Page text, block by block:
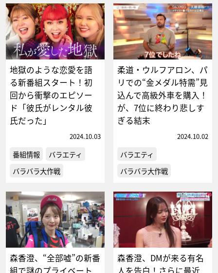
地獄のような恋愛を語
る新番組スタート！初
回から衝撃のエピソー
ド「彼氏がレンタル彼
氏だった」
2024.10.03
番組情報
バラエティ
バラバラ大作戦
柔道・ウルフアロン、パ
リでの“金メダル特需”見
込んで高級外車を購入！
が、7位に終わり悲しす
ぎる結末
2024.10.02
バラエティ
バラバラ大作戦
森香澄、“全部嘘”の新番
組で謎のプライベート
森香澄、DMが来る有名
人を告白！さらに最近